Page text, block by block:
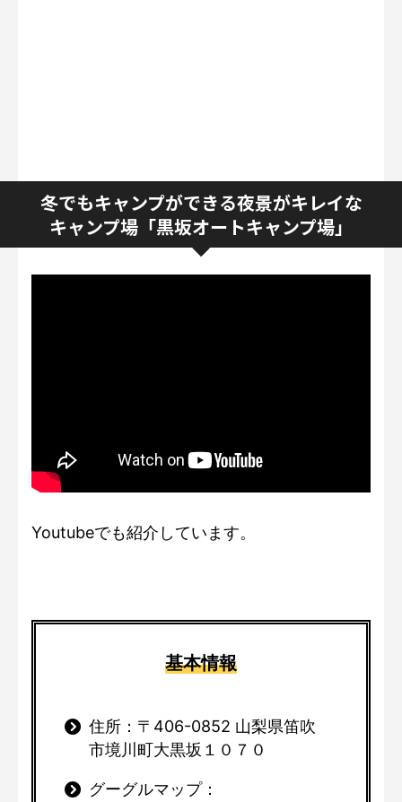
冬でもキャンプができる夜景がキレイな
キャンプ場「黒坂オートキャンプ場」
Youtubeでも紹介しています。
基本情報
住所：〒406-0852 山梨県笛吹
市境川町大黒坂１０７０
グーグルマップ：